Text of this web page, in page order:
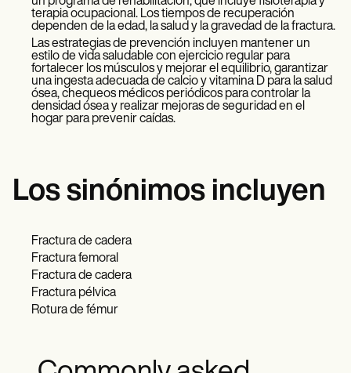
terapia ocupacional. Los tiempos de recuperación
dependen de la edad, la salud y la gravedad de la fractura.
Las estrategias de prevención incluyen mantener un
estilo de vida saludable con ejercicio regular para
fortalecer los músculos y mejorar el equilibrio, garantizar
una ingesta adecuada de calcio y vitamina D para la salud
ósea, chequeos médicos periódicos para controlar la
densidad ósea y realizar mejoras de seguridad en el
hogar para prevenir caídas.
Los sinónimos incluyen
Fractura de cadera
Fractura femoral
Fractura de cadera
Fractura pélvica
Rotura de fémur